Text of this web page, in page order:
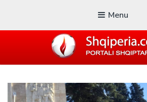
Menu
Blogu i ShqiperiaCom